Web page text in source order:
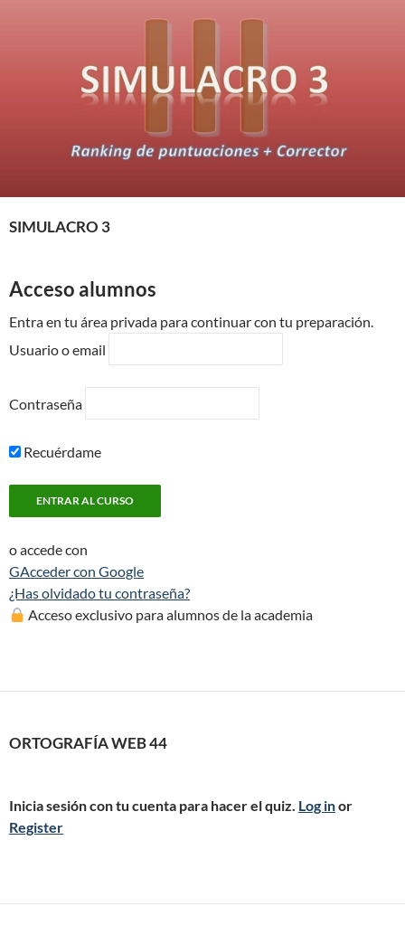
SIMULACRO 3
Acceso alumnos
Entra en tu área privada para continuar con tu preparación.
Usuario o email
Contraseña
Recuérdame
o accede con
GAcceder con Google
¿Has olvidado tu contraseña?
Acceso exclusivo para alumnos de la academia
ORTOGRAFÍA WEB 44
Inicia sesión con tu cuenta para hacer el quiz. Log inor
Register